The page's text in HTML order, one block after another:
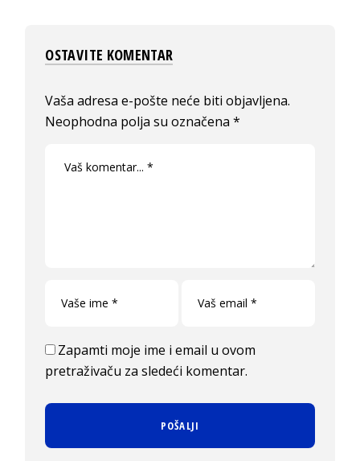
OSTAVITE KOMENTAR
Vaša adresa e-pošte neće biti objavljena.
Neophodna polja su označena*
Zapamti moje ime i email u ovom
pretraživaču za sledeći komentar.